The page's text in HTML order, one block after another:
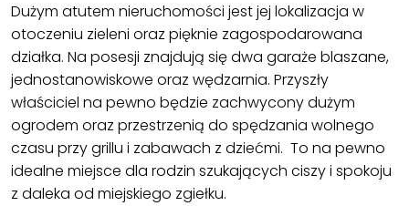
Dużym atutem nieruchomości jest jej lokalizacja w
otoczeniu zieleni oraz pięknie zagospodarowana
działka. Na posesji znajdują się dwa garaże blaszane,
jednostanowiskowe oraz wędzarnia. Przyszły
właściciel na pewno będzie zachwycony dużym
ogrodem oraz przestrzenią do spędzania wolnego
czasu przy grillu i zabawach z dziećmi. To na pewno
idealne miejsce dla rodzin szukających ciszy i spokoju
z daleka od miejskiego zgiełku.